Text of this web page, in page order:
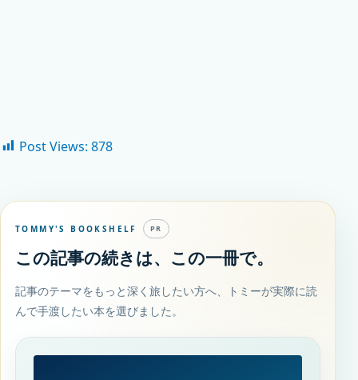
Post Views: 878
TOMMY'S BOOKSHELF PR
この記事の続きは、この一冊で。
記事のテーマをもっと深く旅したい方へ、トミーが実際に読
んで手渡したい本を選びました。